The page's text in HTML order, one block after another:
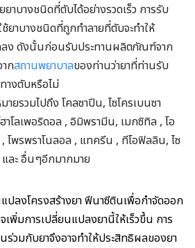
าบางชนิดที่ตับได้อย่างรวดเร็ว การรับ
ยาบางชนิดที่ถูกทำลายที่ตับจะทำให้
ง ดังนั้นก่อนรับประทานผลิตภัณฑ์จาก
กสถานพยาบาลของท่านว่ายาที่ท่านรับ
างตับหรือไม่
ยรวมไปถึง โคลซาปีน, ไซโครเบนซา
โลเพอริดอล , อิมิพรามีน, เมกซิทิล , โอ
โพรพราโนลอล , แทครีน , ทีโอฟิลลิน, ไซ
ละ อื่นๆอีกมากมาย
แปลงโครงสร้างยา ฟีนาซีตินเพื่อกำจัดออก
เพิ่มการเปลี่ยนแปลงยานี้ให้เร็วขึ้น การ
ร่วมกับยาจึงอาจทำให้ประสิทธิผลของยา